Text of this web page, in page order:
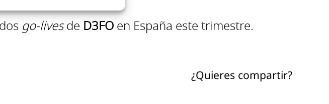
go-livesde D3FOen España este trimestre.
¿Quieres compartir?